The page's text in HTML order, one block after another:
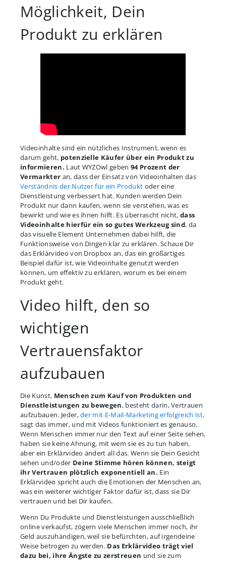
Möglichkeit, Dein
Produkt zu erklären
Videoinhalte sind ein nützliches Instrument, wenn es
darum geht, potenzielle Käufer über ein Produkt zu
informieren. Laut WYZOwl geben 94 Prozent der
Vermarkter an, dass der Einsatz von Videoinhalten das
Verständnis der Nutzer für ein Produkt oder eine
Dienstleistung verbessert hat. Kunden werden Dein
Produkt nur dann kaufen, wenn sie verstehen, was es
bewirkt und wie es ihnen hilft. Es überrascht nicht,dass
Videoinhalte hierfür ein so gutes Werkzeug sind, da
das visuelle Element Unternehmen dabei hilft, die
Funktionsweise von Dingen klar zu erklären. Schaue Dir
das Erklärvideo von Dropbox an, das ein großartiges
Beispiel dafür ist, wie Videoinhalte genutzt werden
können, um effektiv zu erklären, worum es bei einem
Produkt geht.
Video hilft, den so
wichtigen
Vertrauensfaktor
aufzubauen
Die Kunst, Menschen zum Kauf von Produkten und
Dienstleistungen zu bewegen, besteht darin, Vertrauen
aufzubauen. Jeder,der mit E-Mail-Marketing erfolgreich ist,
sagt das immer, und mit Videos funktioniert es genauso.
Wenn Menschen immer nur den Text auf einer Seite sehen,
haben sie keine Ahnung, mit wem sie es zu tun haben,
aber ein Erklärvideo ändert all das. Wenn sie Dein Gesicht
sehen und/oder Deine Stimme hören können, steigt
ihr Vertrauen plötzlich exponentiell an. Ein
Erklärvideo spricht auch die Emotionen der Menschen an,
was ein weiterer wichtiger Faktor dafür ist, dass sie Dir
vertrauen und bei Dir kaufen.
Wenn Du Produkte und Dienstleistungen ausschließlich
online verkaufst, zögern viele Menschen immer noch, ihr
Geld auszuhändigen, weil sie befürchten, auf irgendeine
Weise betrogen zu werden. Das Erklärvideo trägt viel
dazu bei, ihre Ängste zu zerstreuen und sie zum